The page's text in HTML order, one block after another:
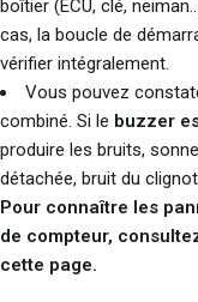
boîtier (ECU, clé,
cas, la boucle de
vérifier intégralement.
Vous pouvez
combiné. Si le buzzer
produire les bruits,
détachée, bruit du
Pour connaître les
de compteur,
cette page.